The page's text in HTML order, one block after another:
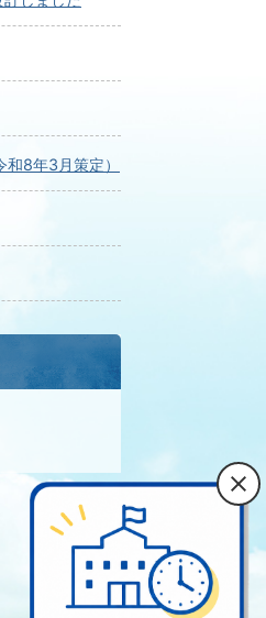
8年3月策定）